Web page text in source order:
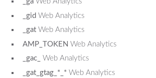
_gid Web Analytics
_gat Web Analytics
AMP_TOKEN Web Analytics
_gac_
Web Analytics
_gat_gtag_*_* Web Analytics